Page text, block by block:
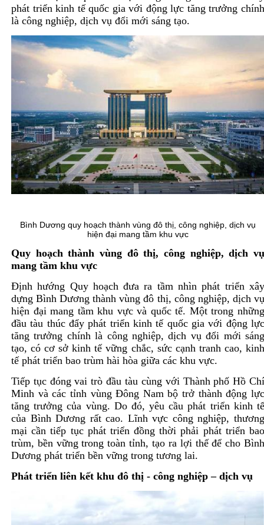
phát triển kinh tế quốc gia với động lực tăng trưởng
là công nghiệp, dịch vụ đổi mới sáng tạo.
Bình Dương quy hoạch thành vùng đô thị, công nghiệp, dịch vụ
hiện đại mang tầm khu vực
Quy hoạch thành vùng đô thị, công nghiệp, dịch
mang tầm khu vực
Định hướng Quy hoạch đưa ra tầm nhìn phát triển
dựng Bình Dương thành vùng đô thị, công nghiệp, dịch
hiện đại mang tầm khu vực và quốc tế. Một trong
đầu tàu thúc đẩy phát triển kinh tế quốc gia với động
tăng trưởng chính là công nghiệp, dịch vụ đổi mới
tạo, có cơ sở kinh tế vững chắc, sức cạnh tranh cao,
tế phát triển bao trùm hài hòa giữa các khu vực.
Tiếp tục đóng vai trò đầu tàu cùng với Thành phố Hồ
Minh và các tỉnh vùng Đông Nam bộ trở thành động
tăng trưởng của vùng. Do đó, yêu cầu phát triển kinh
của Bình Dương rất cao. Lĩnh vực công nghiệp,
mại cần tiếp tục phát triển đồng thời phải phát triển
trùm, bền vững trong toàn tỉnh, tạo ra lợi thế để cho
Dương phát triển bền vững trong tương lai.
Phát triển liên kết khu đô thị - công nghiệp – dịch vụ